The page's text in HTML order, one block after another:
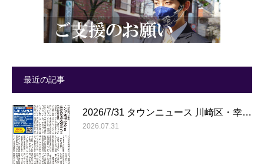
最近の記事
2026/7/31 タウンニュース 川崎区・幸…
2026.07.31